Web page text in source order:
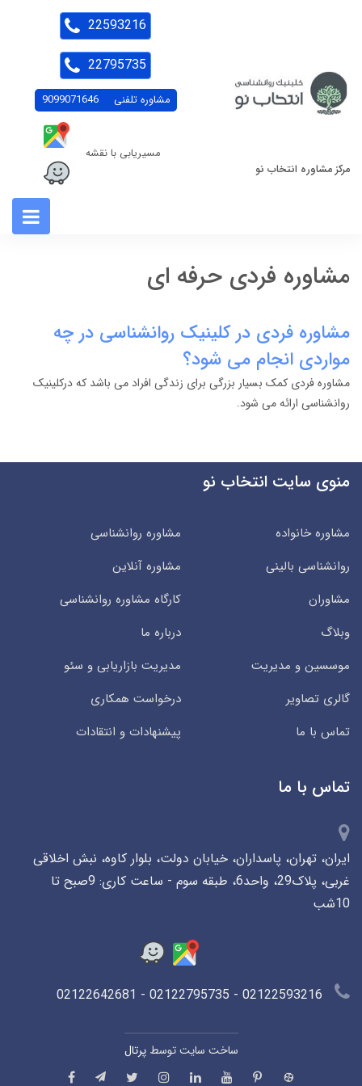
مرکز مشاوره انتخاب نو
مشاوره تلفنی 9099071646
مسیریابی با نقشه
22593216
22795735
مشاوره فردی حرفه ای
مشاوره فردی در کلینیک روانشناسی در چه
مواردی انجام می شود؟
مشاوره فردی کمک بسیار بزرگی برای زندگی افراد می باشد که درکلینیک
روانشناسی ارائه می شود.
منوی سایت انتخاب نو
مشاوره خانواده
مشاوره روانشناسی
روانشناسی بالینی
مشاوره آنلاین
مشاوران
کارگاه مشاوره روانشناسی
وبلاگ
درباره ما
موسسین و مدیریت
مدیریت بازاریابی و سئو
گالری تصاویر
درخواست همکاری
تماس با ما
پیشنهادات و انتقادات
تماس با ما
ایران، تهران، پاسداران، خیابان دولت، بلوار کاوه، نبش اخلاقی
غربی، پلاک29، واحد6، طبقه سوم - ساعت کاری: 9صبح تا
10شب
ساخت سایت توسطپرتال